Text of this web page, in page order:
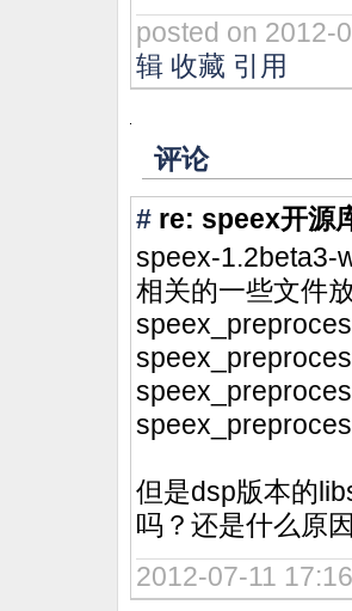
posted on 2012-
辑 收藏 引用
评论
# re: speex开源
speex-1.2beta3-
相关的一些文件
但是dsp版本的
吗？还是什么原
2012-07-11